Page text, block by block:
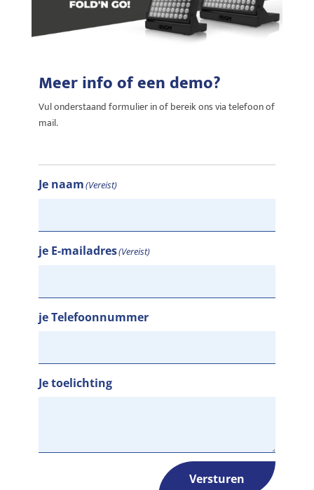
Meer info of een demo?
Vul onderstaand formulier in of bereik ons via telefoon of
mail.
Je naam(Vereist)
je E-mailadres(Vereist)
je Telefoonnummer
Je toelichting
Versturen